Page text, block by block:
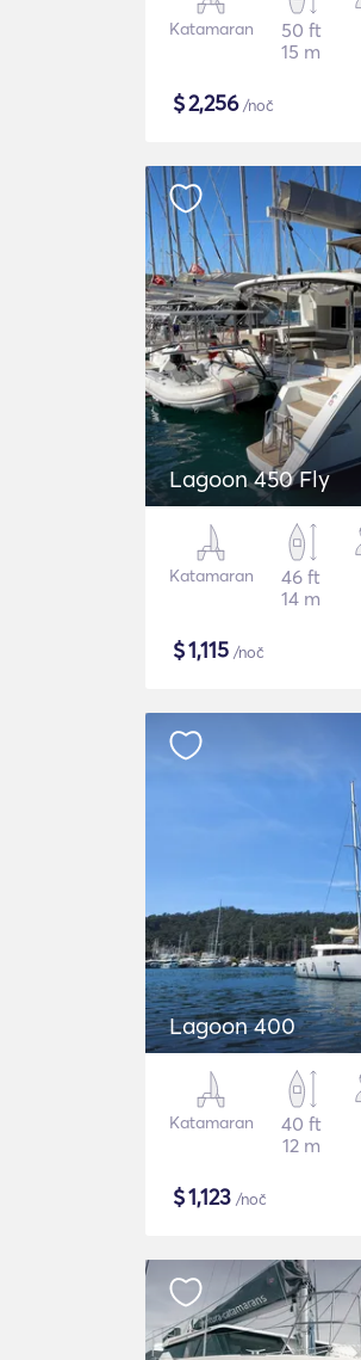
Katamaran
50 ft
15 m
$2,256/noč
Lagoon 450 Fly
Katamaran
46 ft
14 m
$1,115 /noč
Lagoon 400
Katamaran
40 ft
12 m
$1,123 /noč